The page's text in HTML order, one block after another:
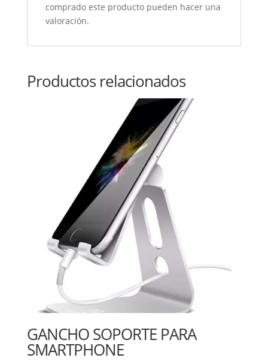
comprado este producto pueden hacer una
valoración.
Productos relacionados
GANCHO SOPORTE PARA
SMARTPHONE